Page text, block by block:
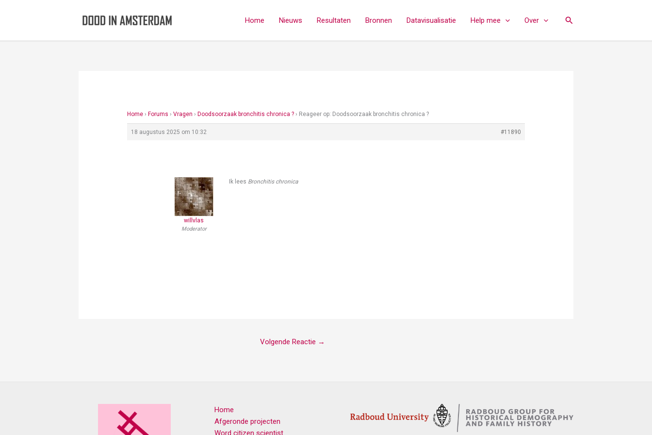
Home Nieuws Resultaten Bronnen Datavisualisatie Help mee Over Zoeken
Home › Forums › Vragen › Doodsoorzaak bronchitis chronica ? › Reageer op: Doodsoorzaak bronchitis chronica ?
18 augustus 2025 om 10:32 #11890
willvlas
Moderator
Ik lees Bronchitis chronica
Volgende Reactie →
Home
Afgeronde projecten
Word citizen scientist